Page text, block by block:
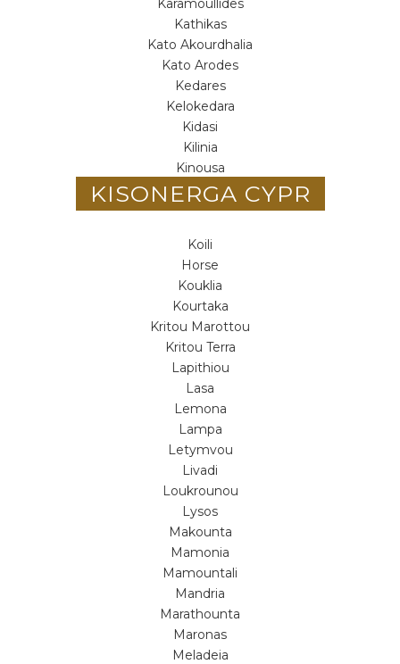
Karamoullides
Kathikas
Kato Akourdhalia
Kato Arodes
Kedares
Kelokedara
Kidasi
Kilinia
Kinousa
KISONERGA CYPR
Koili
Horse
Kouklia
Kourtaka
Kritou Marottou
Kritou Terra
Lapithiou
Lasa
Lemona
Lampa
Letymvou
Livadi
Loukrounou
Lysos
Makounta
Mamonia
Mamountali
Mandria
Marathounta
Maronas
Meladeia